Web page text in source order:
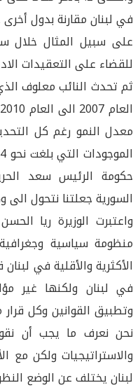
في لبنان مقارنة بدول
على سبيل المثال خلال
للقضاء على التعقيدات
ثم تحدث النائب معلوف
معدل النمو رغم كل
حكومة الرئيس سعد
السورية جعلتنا نتحول
واعتبرت الوزيرة ريا
منظومة سياسية
الأكثرية والأقلية في
في لبنان ولكنها غير
وتطبيق القوانين وكل
نحن نعرف ما يجب أن
والاستراتيجيات ولكن مع
لبنان يختلف عن الوضع